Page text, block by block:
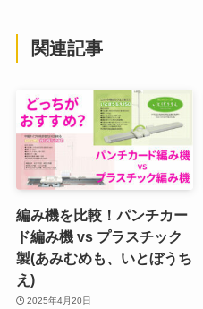
関連記事
編み機を比較！パンチカー
ド編み機 vs プラスチック
製(あみむめも、いとぼうち
え)
2025年4月20日